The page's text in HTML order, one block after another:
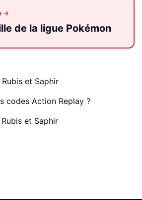
→
de la ligue Pokémon
et Saphir
codes Action Replay ?
et Saphir